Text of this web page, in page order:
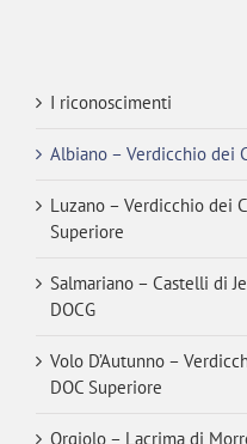
I riconoscimenti
Albiano – Verdicchio dei
Luzano – Verdicchio dei
Superiore
Salmariano – Castelli di
DOCG
Volo D’Autunno –
DOC Superiore
Orgiolo – Lacrima di